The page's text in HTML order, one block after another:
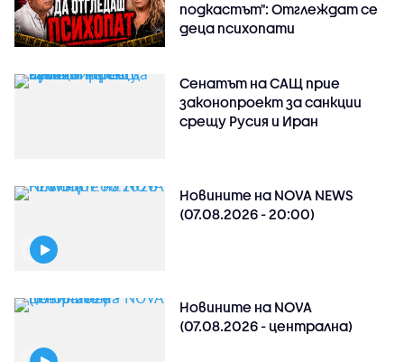
подкастът": Отглеждат се
деца психопати
Сенатът на САЩ прие
законопроект за санкции
срещу Русия и Иран
Новините на NOVA NEWS
(07.08.2026 - 20:00)
Новините на NOVA
(07.08.2026 - централна)